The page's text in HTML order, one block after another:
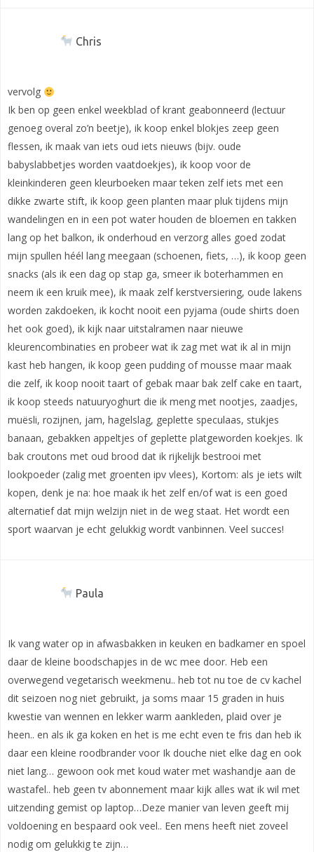
Chris
vervolg
Ik ben op geen enkel weekblad of krant geabonneerd (lectuur
genoeg overal zo’n beetje), ik koop enkel blokjes zeep geen
flessen, ik maak van iets oud iets nieuws (bijv. oude
babyslabbetjes worden vaatdoekjes), ik koop voor de
kleinkinderen geen kleurboeken maar teken zelf iets met een
dikke zwarte stift, ik koop geen planten maar pluk tijdens mijn
wandelingen en in een pot water houden de bloemen en takken
lang op het balkon, ik onderhoud en verzorg alles goed zodat
mijn spullen héél lang meegaan (schoenen, fiets, …), ik koop geen
snacks (als ik een dag op stap ga, smeer ik boterhammen en
neem ik een kruik mee), ik maak zelf kerstversiering, oude lakens
worden zakdoeken, ik kocht nooit een pyjama (oude shirts doen
het ook goed), ik kijk naar uitstalramen naar nieuwe
kleurencombinaties en probeer wat ik zag met wat ik al in mijn
kast heb hangen, ik koop geen pudding of mousse maar maak
die zelf, ik koop nooit taart of gebak maar bak zelf cake en taart,
ik koop steeds natuuryoghurt die ik meng met nootjes, zaadjes,
muësli, rozijnen, jam, hagelslag, geplette speculaas, stukjes
banaan, gebakken appeltjes of geplette platgeworden koekjes. Ik
bak croutons met oud brood dat ik rijkelijk bestrooi met
lookpoeder (zalig met groenten ipv vlees), Kortom: als je iets wilt
kopen, denk je na: hoe maak ik het zelf en/of wat is een goed
alternatief dat mijn welzijn niet in de weg staat. Het wordt een
sport waarvan je echt gelukkig wordt vanbinnen. Veel succes!
Paula
Ik vang water op in afwasbakken in keuken en badkamer en spoel
daar de kleine boodschapjes in de wc mee door. Heb een
overwegend vegetarisch weekmenu.. heb tot nu toe de cv kachel
dit seizoen nog niet gebruikt, ja soms maar 15 graden in huis
kwestie van wennen en lekker warm aankleden, plaid over je
heen.. en als ik ga koken en het is me echt even te fris dan heb ik
daar een kleine roodbrander voor Ik douche niet elke dag en ook
niet lang… gewoon ook met koud water met washandje aan de
wastafel.. heb geen tv abonnement maar kijk alles wat ik wil met
uitzending gemist op laptop…Deze manier van leven geeft mij
voldoening en bespaard ook veel.. Een mens heeft niet zoveel
nodig om gelukkig te zijn…